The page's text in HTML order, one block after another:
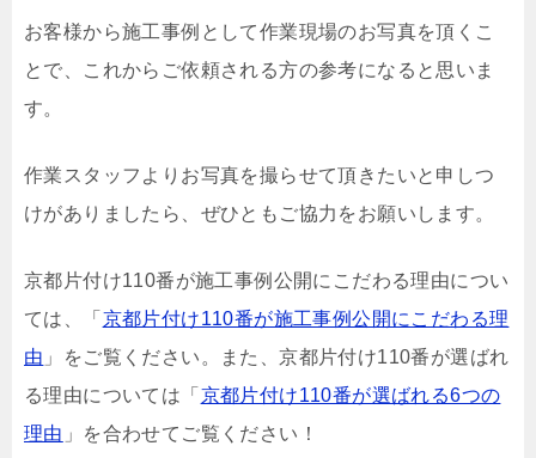
お客様から施工事例として作業現場のお写真を頂くこ
とで、これからご依頼される方の参考になると思いま
す。
作業スタッフよりお写真を撮らせて頂きたいと申しつ
けがありましたら、ぜひともご協力をお願いします。
京都片付け110番が施工事例公開にこだわる理由につい
ては、「 京都片付け110番が施工事例公開にこだわる理
由 」をご覧ください。また、京都片付け110番が選ばれ
る理由については「 京都片付け110番が選ばれる6つの
理由 」を合わせてご覧ください！